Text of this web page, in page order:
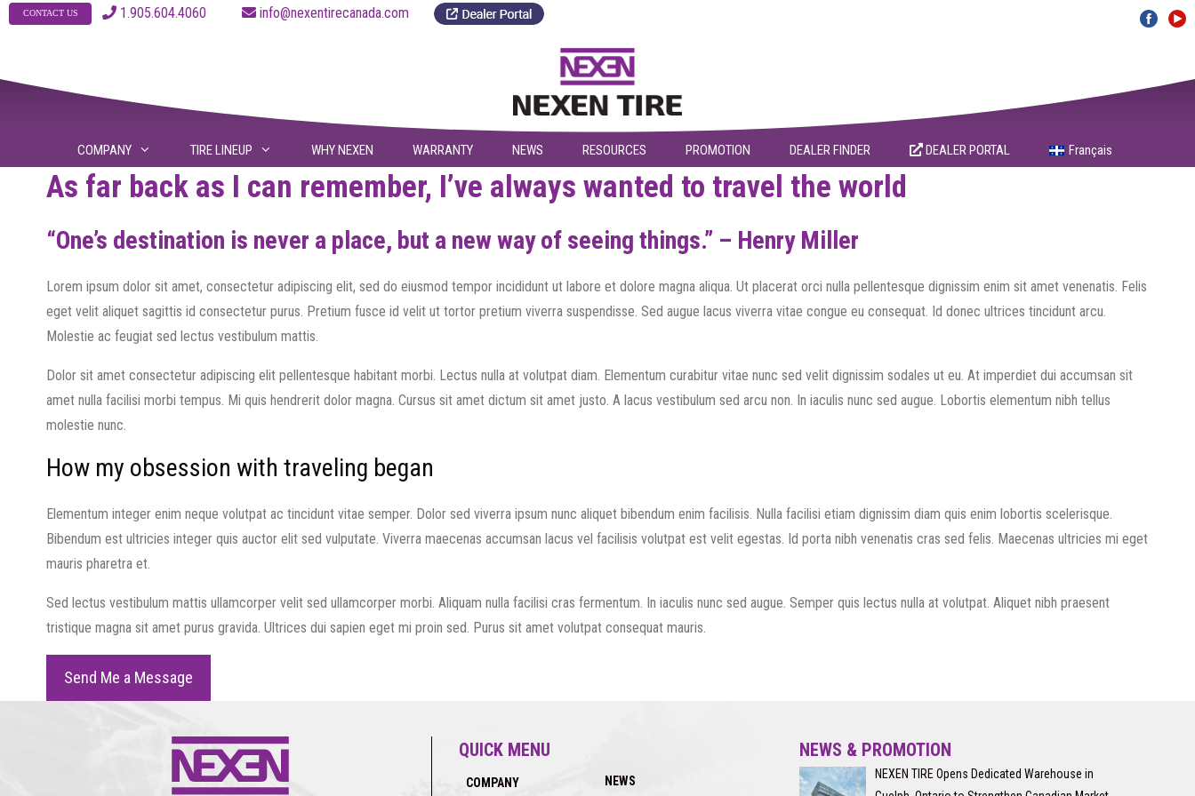
Skip
CONTACT US 1.905.604.4060 info@nexentirecanada.com
COMPANY TIRE LINEUP WHY NEXEN WARRANTY NEWS RESOURCES PROMOTION DEALER FINDER DEALER PORTAL Français
As far back as I can remember, I’ve always wanted to travel the world
“One’s destination is never a place, but a new way of seeing things.” – Henry Miller
Lorem ipsum dolor sit amet, consectetur adipiscing elit, sed do eiusmod tempor incididunt ut labore et dolore magna aliqua. Ut placerat orci nulla pellentesque dignissim enim sit amet venenatis. Felis
eget velit aliquet sagittis id consectetur purus. Pretium fusce id velit ut tortor pretium viverra suspendisse. Sed augue lacus viverra vitae congue eu consequat. Id donec ultrices tincidunt arcu.
Molestie ac feugiat sed lectus vestibulum mattis.
Dolor sit amet consectetur adipiscing elit pellentesque habitant morbi. Lectus nulla at volutpat diam. Elementum curabitur vitae nunc sed velit dignissim sodales ut eu. At imperdiet dui accumsan sit
amet nulla facilisi morbi tempus. Mi quis hendrerit dolor magna. Cursus sit amet dictum sit amet justo. A lacus vestibulum sed arcu non. In iaculis nunc sed augue. Lobortis elementum nibh tellus
molestie nunc.
How my obsession with traveling began
Elementum integer enim neque volutpat ac tincidunt vitae semper. Dolor sed viverra ipsum nunc aliquet bibendum enim facilisis. Nulla facilisi etiam dignissim diam quis enim lobortis scelerisque.
Bibendum est ultricies integer quis auctor elit sed vulputate. Viverra maecenas accumsan lacus vel facilisis volutpat est velit egestas. Id porta nibh venenatis cras sed felis. Maecenas ultricies mi eget
mauris pharetra et.
Sed lectus vestibulum mattis ullamcorper velit sed ullamcorper morbi. Aliquam nulla facilisi cras fermentum. In iaculis nunc sed augue. Semper quis lectus nulla at volutpat. Aliquet nibh praesent
tristique magna sit amet purus gravida. Ultrices dui sapien eget mi proin sed. Purus sit amet volutpat consequat mauris.
Send Me a Message
QUICK MENU
COMPANY NEWS
NEWS & PROMOTION
NEXEN TIRE Opens Dedicated Warehouse in